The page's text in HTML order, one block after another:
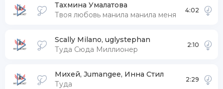
Тахмина Умалатова
Твоя любовь манила манила меня
4:02
Scally Milano, uglystephan
Туда Сюда Миллионер
2:10
Михей, Jumangee, Инна Стил
Туда
2:29